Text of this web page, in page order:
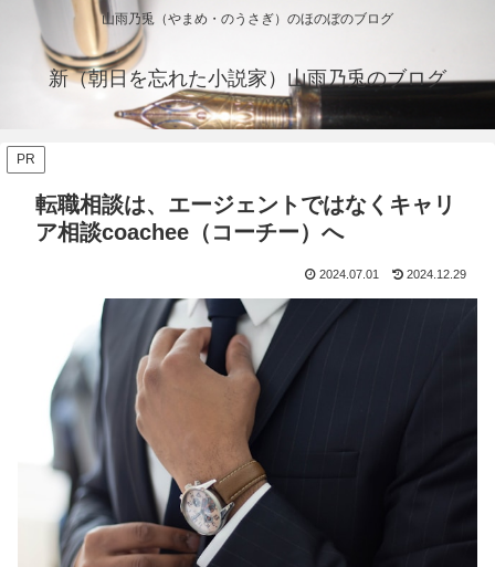
山雨乃兎（やまめ・のうさぎ）のほのぼのブログ
新（朝日を忘れた小説家）山雨乃兎のブログ
PR
転職相談は、エージェントではなくキャリ
ア相談coachee（コーチー）へ
2024.07.01 2024.12.29